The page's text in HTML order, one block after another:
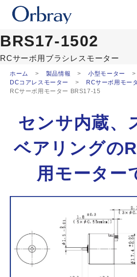
採用
公式ブログ
ORSONIC
English
Deutsch
BRS17-1502
RCサーボ用 ブラシレスモーター
ホーム 製品情報
小型モーター
DCコアレスモーター
RCサーボ用モー
RCサーボ用モーター BRS17-15
センサ内蔵、
ベアリングの
用モーター